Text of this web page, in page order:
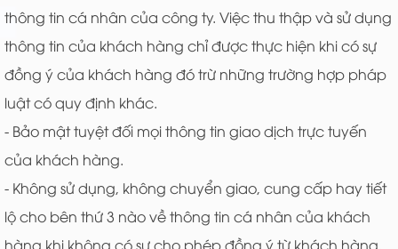
thông tin cá nhân của công ty. Việc thu thập và sử dụng
thông tin của khách hàng chỉ được thực hiện khi có sự
đồng ý của khách hàng đó trừ những trường hợp pháp
luật có quy định khác.
- Bảo mật tuyệt đối mọi thông tin giao dịch trực tuyến
của khách hàng.
- Không sử dụng, không chuyển giao, cung cấp hay tiết
lộ cho bên thứ 3 nào về thông tin cá nhân của khách
hàng khi không có sự cho phép đồng ý từ khách hàng.